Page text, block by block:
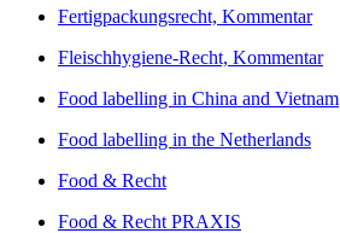
Fertigpackungsrecht, Kommentar
Fleischhygiene-Recht, Kommentar
Food labelling in China and Vietnam
Food labelling in the Netherlands
Food & Recht
Food & Recht PRAXIS